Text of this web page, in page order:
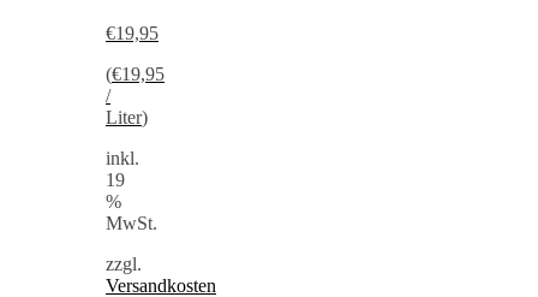
€19,95
(€19,95
/
Liter)
inkl.
19
%
MwSt.
zzgl.
Versandkosten